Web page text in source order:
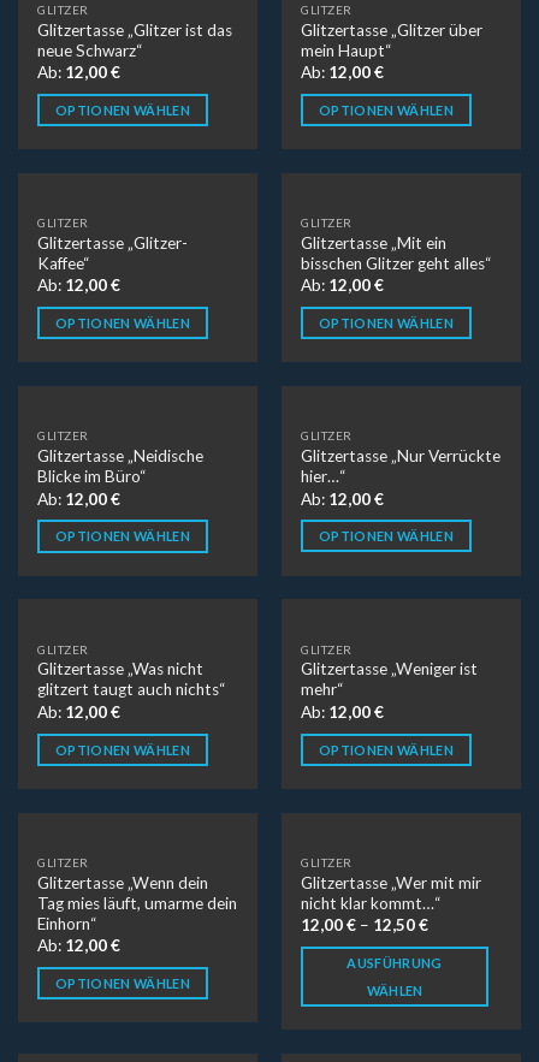
GLITZER
Glitzertasse „Glitzer ist das
neue Schwarz“
Ab: 12,00€
OPTIONEN WÄHLEN
GLITZER
Glitzertasse „Glitzer über
mein Haupt“
Ab: 12,00€
OPTIONEN WÄHLEN
GLITZER
Glitzertasse „Glitzer-
Kaffee“
Ab: 12,00€
OPTIONEN WÄHLEN
GLITZER
Glitzertasse „Mit ein
bisschen Glitzer geht alles“
Ab: 12,00€
OPTIONEN WÄHLEN
GLITZER
Glitzertasse „Neidische
Blicke im Büro“
Ab: 12,00€
OPTIONEN WÄHLEN
GLITZER
Glitzertasse „Nur Verrückte
hier…“
Ab: 12,00€
OPTIONEN WÄHLEN
GLITZER
Glitzertasse „Was nicht
glitzert taugt auch nichts“
Ab: 12,00€
OPTIONEN WÄHLEN
GLITZER
Glitzertasse „Weniger ist
mehr“
Ab: 12,00€
OPTIONEN WÄHLEN
GLITZER
Glitzertasse „Wenn dein
Tag mies läuft, umarme dein
Einhorn“
Ab: 12,00€
OPTIONEN WÄHLEN
GLITZER
Glitzertasse „Wer mit mir
nicht klar kommt…“
12,00€ – 12,50€
AUSFÜHRUNG
WÄHLEN